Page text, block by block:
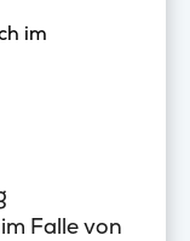
Falle von